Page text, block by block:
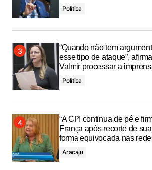
Política
“Quando não tem
esse tipo de ataque”,
Valmir processar a
Política
“A CPI continua de pé e
França após recorte de
forma equivocada nas
Aracaju